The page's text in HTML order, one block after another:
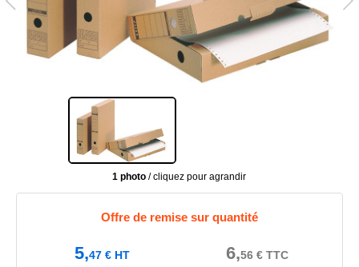
1 photo / cliquez pour agrandir
Offre de remise sur quantité
5,47€HT 6,56€TTC